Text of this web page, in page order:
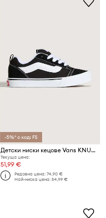
-5%* с код: FS
Детски ниски кецове Vans KNU-SKOOL
Текуща цена:
51,99 €
Редовна цена:74,90 €
Най-ниска цена:54,99 €